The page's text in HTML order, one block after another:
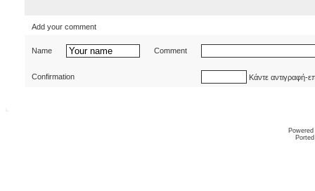
Add your comment
Name Comment
Confirmation Κάντε αντιγραφή-